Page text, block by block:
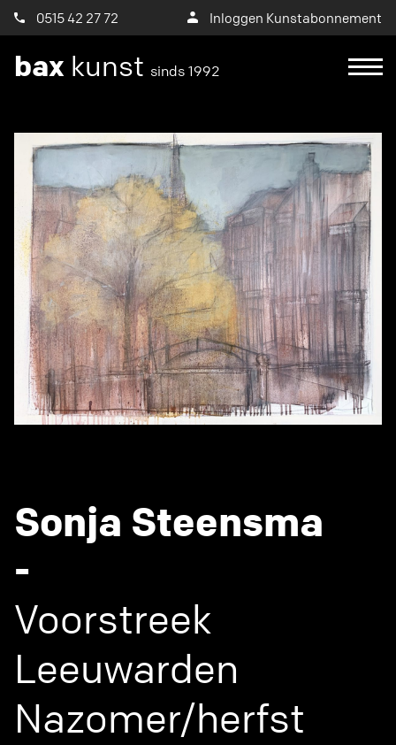
0515 42 27 72 Inloggen Kunstabonnement
bax kunst sinds 1992
Sonja Steensma
-
Voorstreek
Leeuwarden
Nazomer/herfst